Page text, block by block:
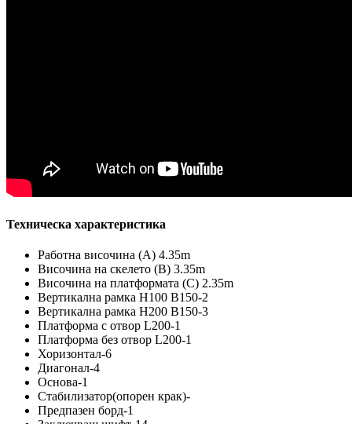
Техническа характеристика
Работна височина (А) 4.35m
Височина на скелето (B) 3.35m
Височина на платформата (C) 2.35m
Вертикална рамка H100 B150-2
Вертикална рамка H200 B150-3
Платформа с отвор L200-1
Платформа без отвор L200-1
Хоризонтал-6
Диагонал-4
Основа-1
Стабилизатор(опорен крак)-
Предпазен борд-1